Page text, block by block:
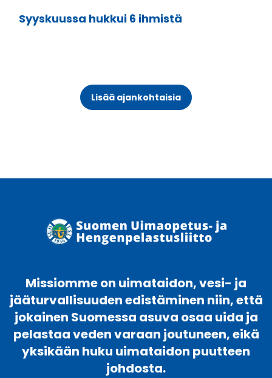
Syyskuussa hukkui 6 ihmistä
Lisää ajankohtaisia
Missiomme on uimataidon, vesi- ja
jääturvallisuuden edistäminen niin, että
jokainen Suomessa asuva osaa uida ja
pelastaa veden varaan joutuneen, eikä
yksikään huku uimataidon puutteen
johdosta.